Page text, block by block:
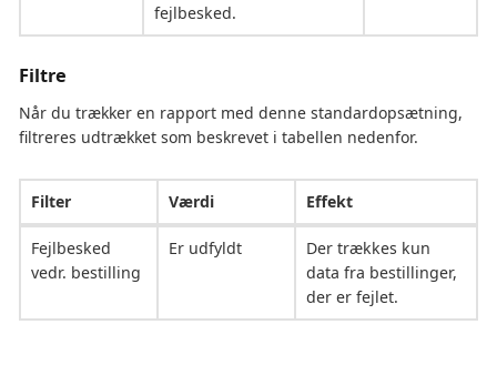
fejlbesked.
Filtre
Når du trækker en rapport med denne standardopsætning,
filtreres udtrækket som beskrevet i tabellen nedenfor.
Filter Værdi Effekt
Fejlbesked
vedr. bestilling
Er udfyldt
Der trækkes kun
data fra bestillinger,
der er fejlet.